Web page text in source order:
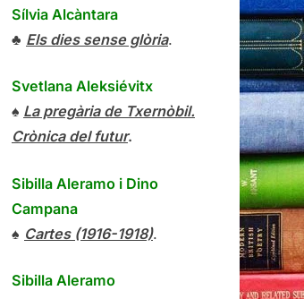
Sílvia Alcàntara
♣ Els dies sense glòria.
Svetlana Aleksiévitx
♠ La pregària de Txernòbil.
Crònica del futur.
Sibilla Aleramo i Dino
Campana
♠ Cartes (1916-1918).
Sibilla Aleramo